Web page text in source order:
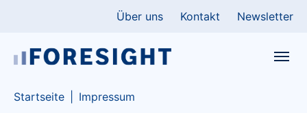
Über uns Kontakt Newsletter
You are here:
Startseite Impressum